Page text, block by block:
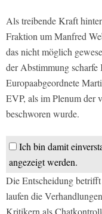
Als treibende Kraft
Fraktion um Manfred
das nicht möglich
der Abstimmung
Europaabgeordnete
EVP, als im Plenum der
beschworen wurde.
Ich bin damit
angezeigt werden.
Die Entscheidung
laufen die
Kritikern als